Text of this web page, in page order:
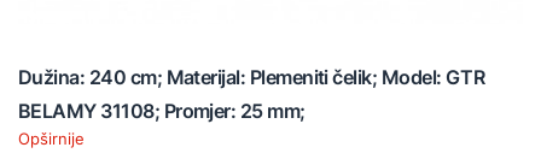
Dužina: 240 cm; Materijal: Plemeniti čelik; Model: GTR
BELAMY 31108; Promjer: 25 mm;
Opširnije